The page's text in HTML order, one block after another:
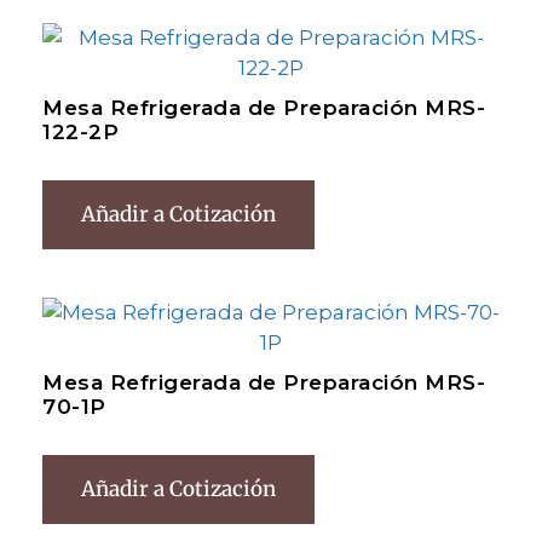
Mesa Refrigerada de Preparación MRS-
122-2P
Añadir a Cotización
Mesa Refrigerada de Preparación MRS-
70-1P
Añadir a Cotización